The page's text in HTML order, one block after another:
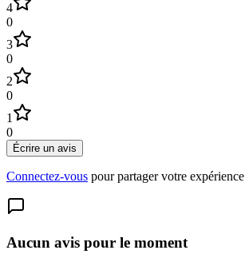
4
0
3
0
2
0
1
0
Écrire un avis
Connectez-vous pour partager votre expérience
Aucun avis pour le moment